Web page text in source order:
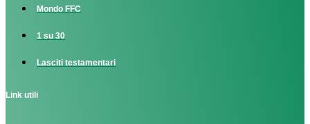
Mondo FFC
1 su 30
Lasciti testamentari
Link utili